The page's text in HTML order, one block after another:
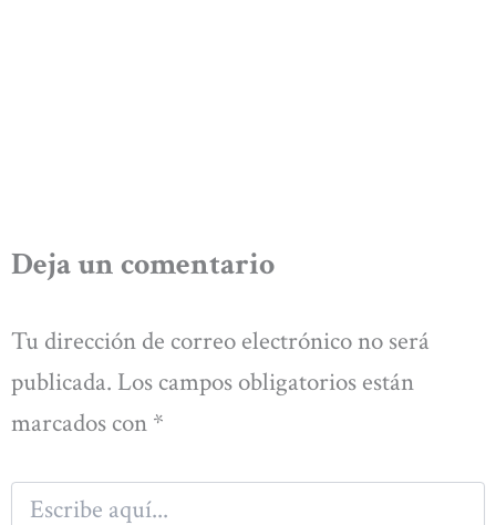
Deja un comentario
Tu dirección de correo electrónico no será
publicada. Los campos obligatorios están
marcados con *
Escribe
aquí...